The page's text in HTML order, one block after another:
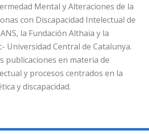
Mental y Alteraciones de la
con Discapacidad Intelectual de
la Fundación Althaia y la
Universidad Central de Catalunya.
publicaciones en materia de
y procesos centrados en la
y discapacidad.